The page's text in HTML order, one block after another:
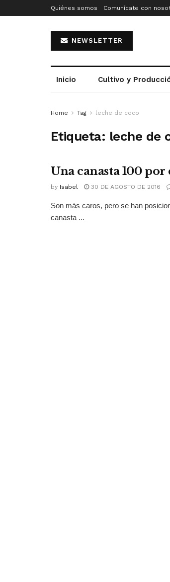
Quiénes somos Comunícate con
NEWSLETTER
Inicio Cultivo y
Home Tag leche de coco
Etiqueta: leche de
Una canasta 100
by Isabel 30 DE AGOSTO DE 2016
Son más caros, pero se han
canasta ...